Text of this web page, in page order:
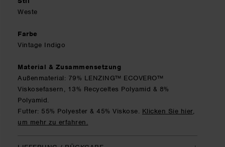
Weste
Farbe
Vintage Indigo
Material & Zusammensetzung
Außenmaterial: 79% LENZING™ ECOVERO™
Viskosefasern, 13% Recyceltes Polyamid & 8%
Polyamid.
Futter: 55% Polyester & 45% Viskose. Klicken Sie hier,
um mehr zu erfahren.